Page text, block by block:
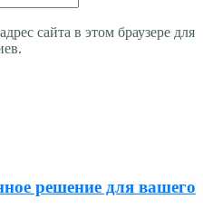
сайта в этом браузере для
решение для вашего